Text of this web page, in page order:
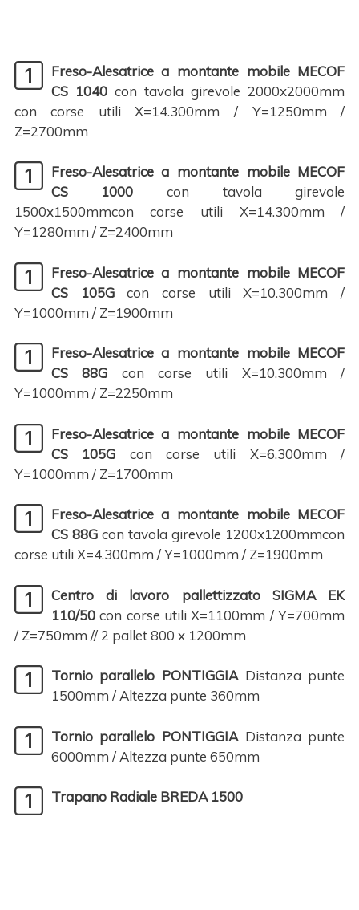
Freso-Alesatrice a montante mobile MECOF
CS 1040con tavola girevole 2000x2000mm
con corse utili X=14.300mm / Y=1250mm /
Z=2700mm
Freso-Alesatrice a montante mobile MECOF
CS 1000 con tavola girevole
1500x1500mmcon corse utili X=14.300mm /
Y=1280mm / Z=2400mm
Freso-Alesatrice a montante mobile MECOF
CS 105Gcon corse utili X=10.300mm /
Y=1000mm / Z=1900mm
Freso-Alesatrice a montante mobile MECOF
CS 88G con corse utili X=10.300mm /
Y=1000mm / Z=2250mm
Freso-Alesatrice a montante mobile MECOF
CS 105G con corse utili X=6.300mm /
Y=1000mm / Z=1700mm
Freso-Alesatrice a montante mobile MECOF
CS 88Gcon tavola girevole 1200x1200mmcon
corse utili X=4.300mm / Y=1000mm / Z=1900mm
Centro di lavoro pallettizzato SIGMA EK
110/50con corse utili X=1100mm / Y=700mm
/ Z=750mm // 2 pallet 800 x 1200mm
Tornio parallelo PONTIGGIADistanza punte
1500mm / Altezza punte 360mm
Tornio parallelo PONTIGGIADistanza punte
6000mm / Altezza punte 650mm
Trapano Radiale BREDA 1500